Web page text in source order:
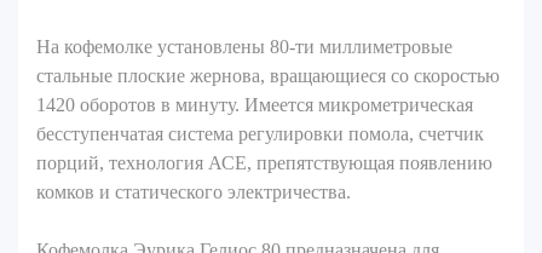
На кофемолке установлены 80-ти миллиметровые
стальные плоские жернова, вращающиеся со скоростью
1420 оборотов в минуту. Имеется микрометрическая
бесступенчатая система регулировки помола, счетчик
порций, технология АСЕ, препятствующая появлению
комков и статического электричества.